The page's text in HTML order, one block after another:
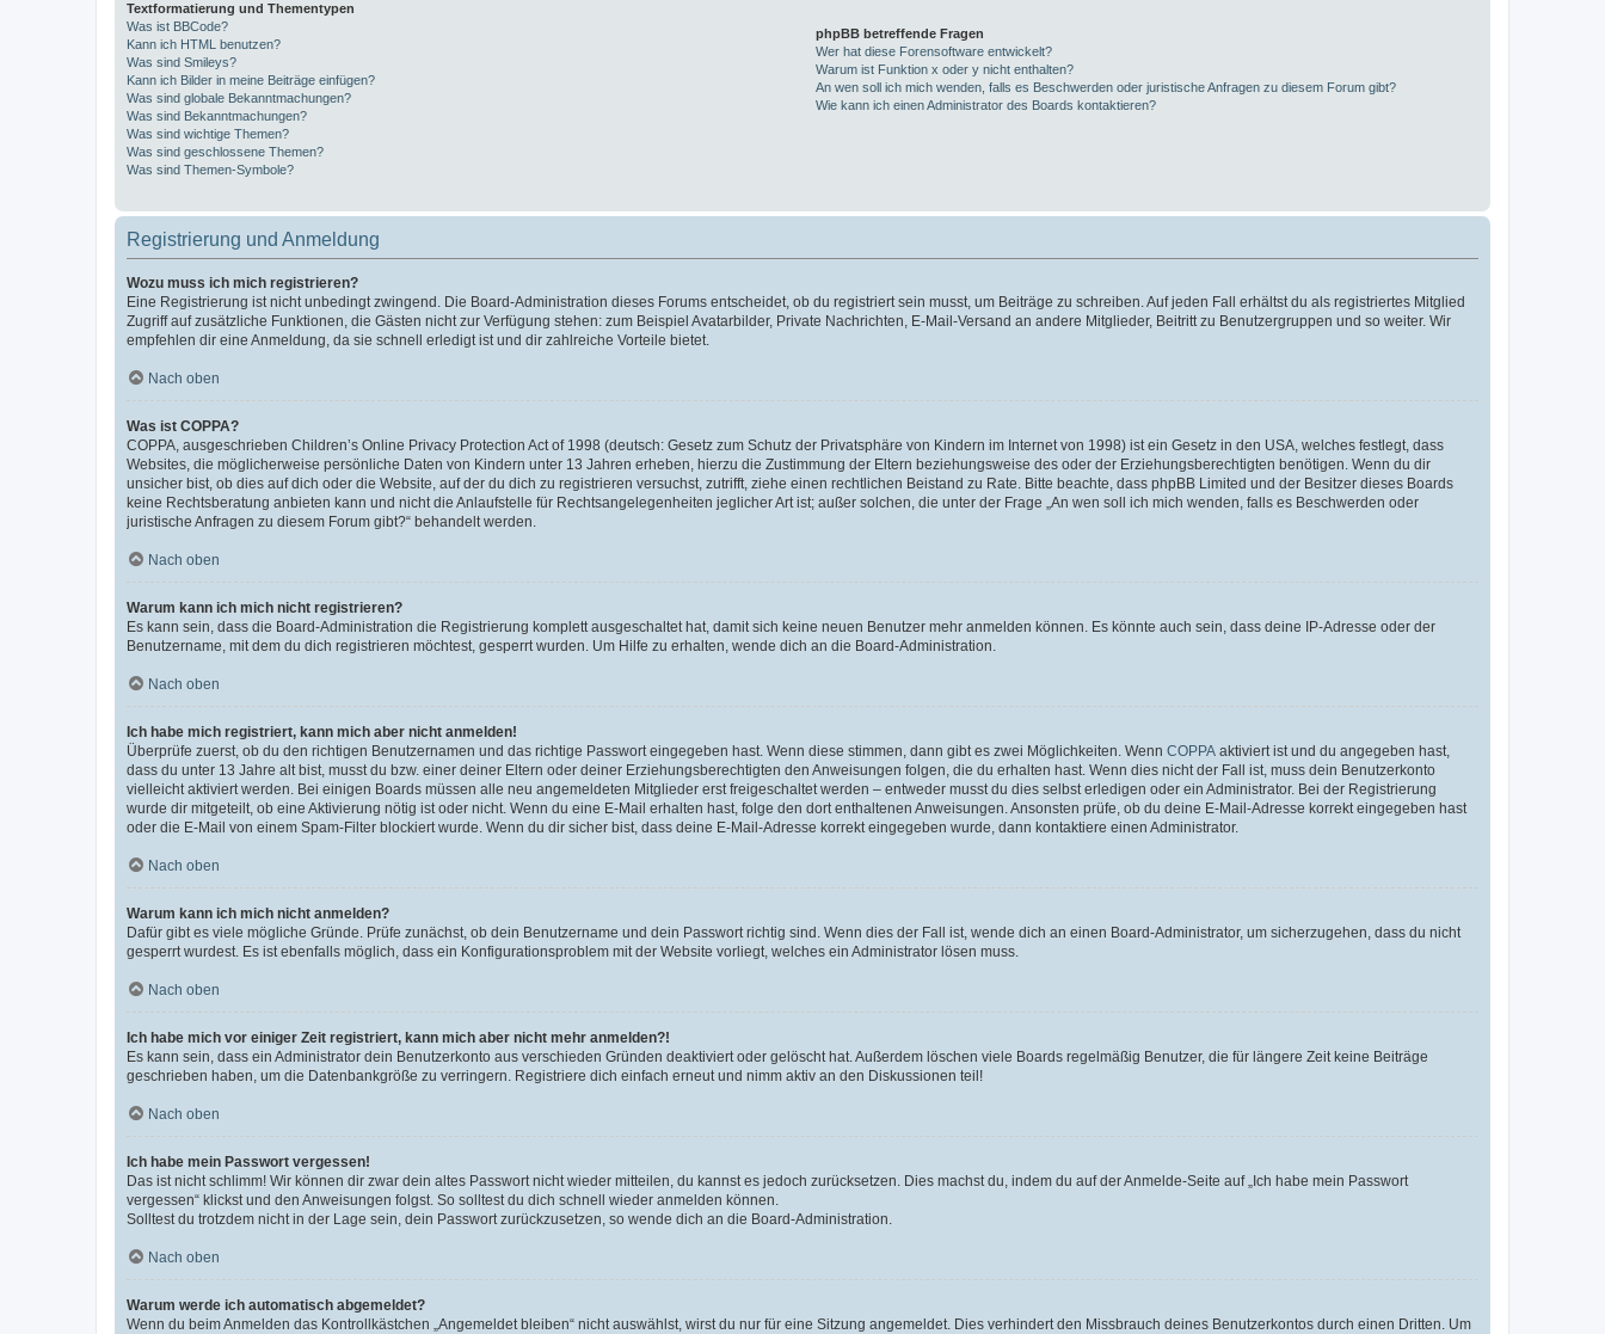
Textformatierung und Thementypen
Was ist BBCode?
Kann ich HTML benutzen?
Was sind Smileys?
Kann ich Bilder in meine Beiträge einfügen?
Was sind globale Bekanntmachungen?
Was sind Bekanntmachungen?
Was sind wichtige Themen?
Was sind geschlossene Themen?
Was sind Themen-Symbole?
phpBB betreffende Fragen
Wer hat diese Forensoftware entwickelt?
Warum ist Funktion x oder y nicht enthalten?
An wen soll ich mich wenden, falls es Beschwerden oder juristische Anfragen zu diesem Forum gibt?
Wie kann ich einen Administrator des Boards kontaktieren?
Registrierung und Anmeldung
Wozu muss ich mich registrieren?
Eine Registrierung ist nicht unbedingt zwingend. Die Board-Administration dieses Forums entscheidet, ob du registriert sein musst, um Beiträge zu schreiben. Auf jeden Fall erhältst du als registriertes Mitglied
Zugriff auf zusätzliche Funktionen, die Gästen nicht zur Verfügung stehen: zum Beispiel Avatarbilder, Private Nachrichten, E-Mail-Versand an andere Mitglieder, Beitritt zu Benutzergruppen und so weiter. Wir
empfehlen dir eine Anmeldung, da sie schnell erledigt ist und dir zahlreiche Vorteile bietet.
Nach oben
Was ist COPPA?
COPPA, ausgeschrieben Children’s Online Privacy Protection Act of 1998 (deutsch: Gesetz zum Schutz der Privatsphäre von Kindern im Internet von 1998) ist ein Gesetz in den USA, welches festlegt, dass
Websites, die möglicherweise persönliche Daten von Kindern unter 13 Jahren erheben, hierzu die Zustimmung der Eltern beziehungsweise des oder der Erziehungsberechtigten benötigen. Wenn du dir
unsicher bist, ob dies auf dich oder die Website, auf der du dich zu registrieren versuchst, zutrifft, ziehe einen rechtlichen Beistand zu Rate. Bitte beachte, dass phpBB Limited und der Besitzer dieses Boards
keine Rechtsberatung anbieten kann und nicht die Anlaufstelle für Rechtsangelegenheiten jeglicher Art ist; außer solchen, die unter der Frage „An wen soll ich mich wenden, falls es Beschwerden oder
juristische Anfragen zu diesem Forum gibt?“ behandelt werden.
Nach oben
Warum kann ich mich nicht registrieren?
Es kann sein, dass die Board-Administration die Registrierung komplett ausgeschaltet hat, damit sich keine neuen Benutzer mehr anmelden können. Es könnte auch sein, dass deine IP-Adresse oder der
Benutzername, mit dem du dich registrieren möchtest, gesperrt wurden. Um Hilfe zu erhalten, wende dich an die Board-Administration.
Nach oben
Ich habe mich registriert, kann mich aber nicht anmelden!
Überprüfe zuerst, ob du den richtigen Benutzernamen und das richtige Passwort eingegeben hast. Wenn diese stimmen, dann gibt es zwei Möglichkeiten. Wenn COPPA aktiviert ist und du angegeben hast,
dass du unter 13 Jahre alt bist, musst du bzw. einer deiner Eltern oder deiner Erziehungsberechtigten den Anweisungen folgen, die du erhalten hast. Wenn dies nicht der Fall ist, muss dein Benutzerkonto
vielleicht aktiviert werden. Bei einigen Boards müssen alle neu angemeldeten Mitglieder erst freigeschaltet werden – entweder musst du dies selbst erledigen oder ein Administrator. Bei der Registrierung
wurde dir mitgeteilt, ob eine Aktivierung nötig ist oder nicht. Wenn du eine E-Mail erhalten hast, folge den dort enthaltenen Anweisungen. Ansonsten prüfe, ob du deine E-Mail-Adresse korrekt eingegeben hast
oder die E-Mail von einem Spam-Filter blockiert wurde. Wenn du dir sicher bist, dass deine E-Mail-Adresse korrekt eingegeben wurde, dann kontaktiere einen Administrator.
Nach oben
Warum kann ich mich nicht anmelden?
Dafür gibt es viele mögliche Gründe. Prüfe zunächst, ob dein Benutzername und dein Passwort richtig sind. Wenn dies der Fall ist, wende dich an einen Board-Administrator, um sicherzugehen, dass du nicht
gesperrt wurdest. Es ist ebenfalls möglich, dass ein Konfigurationsproblem mit der Website vorliegt, welches ein Administrator lösen muss.
Nach oben
Ich habe mich vor einiger Zeit registriert, kann mich aber nicht mehr anmelden?!
Es kann sein, dass ein Administrator dein Benutzerkonto aus verschieden Gründen deaktiviert oder gelöscht hat. Außerdem löschen viele Boards regelmäßig Benutzer, die für längere Zeit keine Beiträge
geschrieben haben, um die Datenbankgröße zu verringern. Registriere dich einfach erneut und nimm aktiv an den Diskussionen teil!
Nach oben
Ich habe mein Passwort vergessen!
Das ist nicht schlimm! Wir können dir zwar dein altes Passwort nicht wieder mitteilen, du kannst es jedoch zurücksetzen. Dies machst du, indem du auf der Anmelde-Seite auf „Ich habe mein Passwort
vergessen“ klickst und den Anweisungen folgst. So solltest du dich schnell wieder anmelden können.
Solltest du trotzdem nicht in der Lage sein, dein Passwort zurückzusetzen, so wende dich an die Board-Administration.
Nach oben
Warum werde ich automatisch abgemeldet?
Wenn du beim Anmelden das Kontrollkästchen „Angemeldet bleiben“ nicht auswählst, wirst du nur für eine Sitzung angemeldet. Dies verhindert den Missbrauch deines Benutzerkontos durch einen Dritten. Um